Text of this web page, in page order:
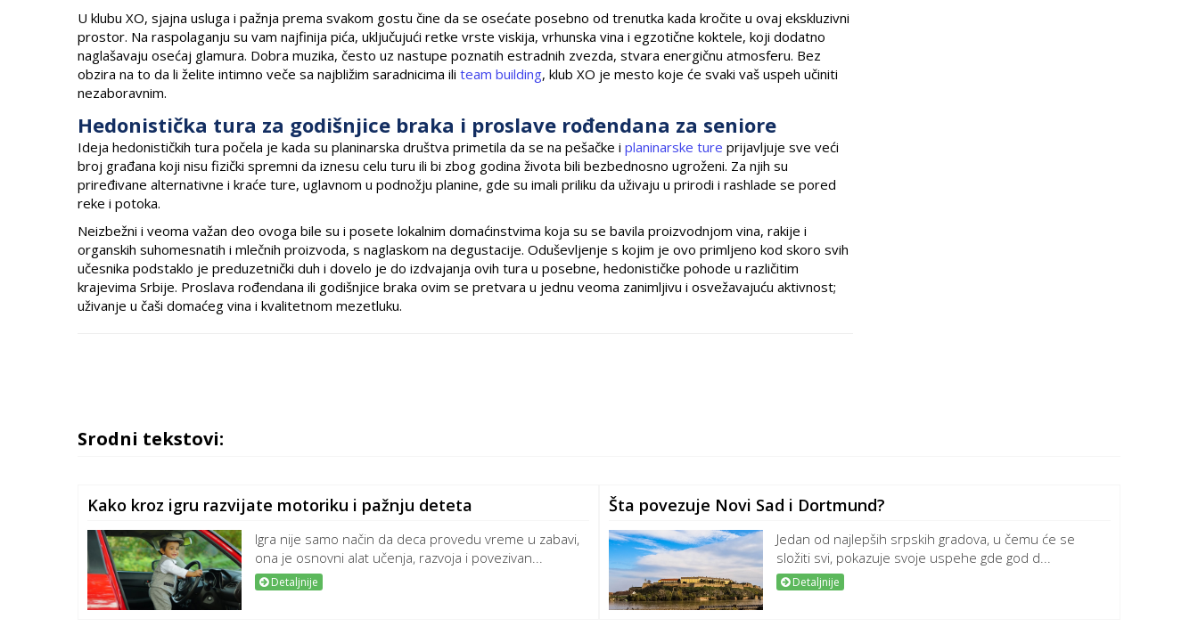
U klubu XO, sjajna usluga i pažnja prema svakom gostu čine da se osećate posebno od trenutka kada kročite u ovaj ekskluzivni
prostor. Na raspolaganju su vam najfinija pića, uključujući retke vrste viskija, vrhunska vina i egzotične koktele, koji dodatno
naglašavaju osećaj glamura. Dobra muzika, često uz nastupe poznatih estradnih zvezda, stvara energičnu atmosferu. Bez
obzira na to da li želite intimno veče sa najbližim saradnicima ili team building, klub XO je mesto koje će svaki vaš uspeh učiniti
nezaboravnim.
Hedonistička tura za godišnjice braka i proslave rođendana za seniore
Ideja hedonističkih tura počela je kada su planinarska društva primetila da se na pešačke i planinarske ture prijavljuje sve veći
broj građana koji nisu fizički spremni da iznesu celu turu ili bi zbog godina života bili bezbednosno ugroženi. Za njih su
priređivane alternativne i kraće ture, uglavnom u podnožju planine, gde su imali priliku da uživaju u prirodi i rashlade se pored
reke i potoka.
Neizbežni i veoma važan deo ovoga bile su i posete lokalnim domaćinstvima koja su se bavila proizvodnjom vina, rakije i
organskih suhomesnatih i mlečnih proizvoda, s naglaskom na degustacije. Oduševljenje s kojim je ovo primljeno kod skoro svih
učesnika podstaklo je preduzetnički duh i dovelo je do izdvajanja ovih tura u posebne, hedonističke pohode u različitim
krajevima Srbije. Proslava rođendana ili godišnjice braka ovim se pretvara u jednu veoma zanimljivu i osvežavajuću aktivnost;
uživanje u čaši domaćeg vina i kvalitetnom mezetluku.
Srodni tekstovi:
Kako kroz igru razvijate motoriku i pažnju deteta
Igra nije samo način da deca provedu vreme u zabavi,
ona je osnovni alat učenja, razvoja i povezivan...
Detaljnije
Šta povezuje Novi Sad i Dortmund?
Jedan od najlepših srpskih gradova, u čemu će se
složiti svi, pokazuje svoje uspehe gde god d...
Detaljnije